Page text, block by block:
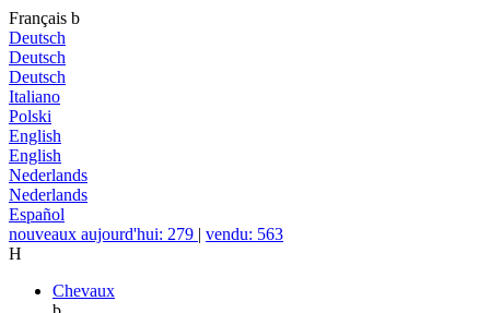
Français b
Deutsch
Deutsch
Deutsch
Italiano
Polski
English
English
Nederlands
Nederlands
Español
nouveaux aujourd'hui: 279 | vendu: 563
H
Chevaux